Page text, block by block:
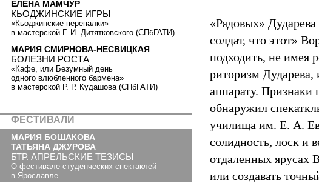
«Рядовых»
солдат, что этот»
подходить, не имея
риторизм Дударева,
аппарату.
обнаружил
училища им. Е. А.
солидность, лоск и
отдаленных ярусах
или создавать
ЕЛЕНА МАМЧУР
КЬОДЖИНСКИЕ ИГРЫ
«Кьоджинские перепалки»
в мастерской Г. И. Дитятковского (СПбГАТИ)
МАРИЯ СМИРНОВА-НЕСВИЦКАЯ
БОЛЕЗНИ РОСТА
«Кафе, или Безумный день
одного влюбленного бармена»
в мастерской Р. Р. Кудашова (СПбГАТИ)
ФЕСТИВАЛИ
МАРИЯ БОШАКОВА
ТАТЬЯНА ДЖУРОВА
БТР. АПРЕЛЬСКИЕ ТЕЗИСЫ
О фестивале студенческих спектаклей
в Ярославле